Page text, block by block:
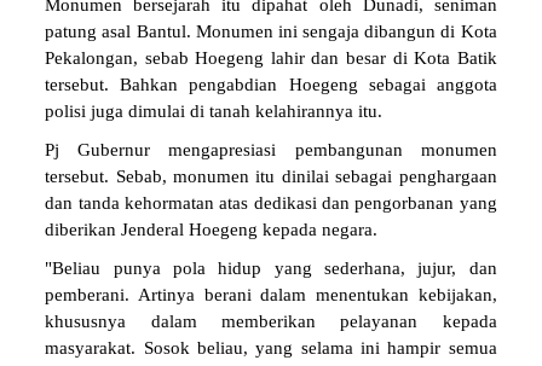
patung asal Bantul. Monumen ini sengaja dibangun di Kota
Pekalongan, sebab Hoegeng lahir dan besar di Kota Batik
tersebut. Bahkan pengabdian Hoegeng sebagai anggota
polisi juga dimulai di tanah kelahirannya itu.
tersebut. Sebab, monumen itu dinilai sebagai penghargaan
dan tanda kehormatan atas dedikasi dan pengorbanan yang
diberikan Jenderal Hoegeng kepada negara.
pemberani. Artinya berani dalam menentukan kebijakan,
khususnya dalam memberikan pelayanan kepada
masyarakat. Sosok beliau, yang selama ini hampir semua
junior-junior Polri ini mengidolakan," ungkapnya.